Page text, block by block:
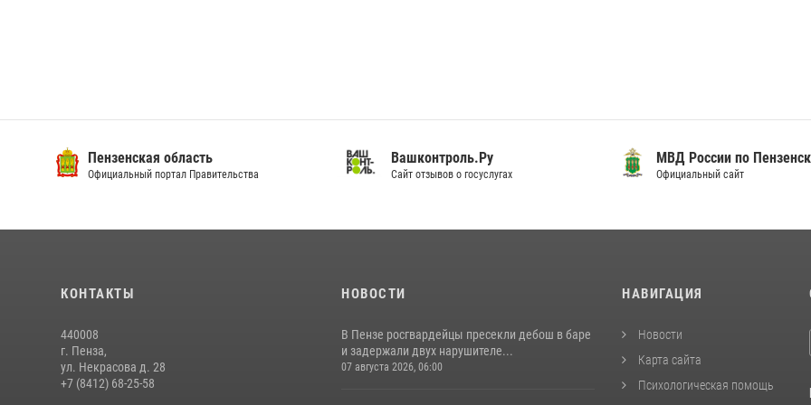
Пензенская область
Официальный портал Правительства
Вашконтроль.Ру
Сайт отзывов о госуслугах
МВД России по
Официальный сайт
КОНТАКТЫ
440008
г. Пенза,
ул. Некрасова д. 28
+7 (8412) 68-25-58
НОВОСТИ
В Пензе росгвардейцы пресекли дебош в баре
и задержали двух нарушителе...
07 августа 2026, 06:00
НАВИГАЦИЯ
Новости
Карта сайта
Психологическая помощь